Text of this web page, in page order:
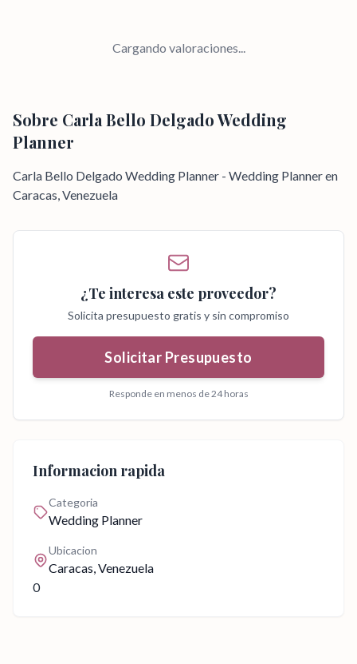
Cargando valoraciones...
Sobre Carla Bello Delgado Wedding
Planner
Carla Bello Delgado Wedding Planner - Wedding Planner en
Caracas, Venezuela
¿Te interesa este proveedor?
Solicita presupuesto gratis y sin compromiso
Solicitar Presupuesto
Responde en menos de 24 horas
Informacion rapida
Categoria
Wedding Planner
Ubicacion
Caracas, Venezuela
0